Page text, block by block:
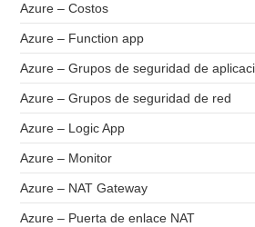
Azure – Costos
Azure – Function app
Azure – Grupos de seguridad de
Azure – Grupos de seguridad de red
Azure – Logic App
Azure – Monitor
Azure – NAT Gateway
Azure – Puerta de enlace NAT